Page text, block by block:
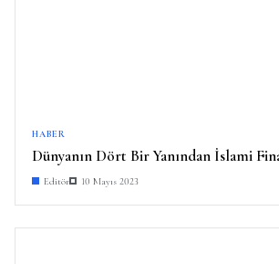
HABER
Dünyanın Dört Bir Yanından İslami
Editör 10 Mayıs 2023